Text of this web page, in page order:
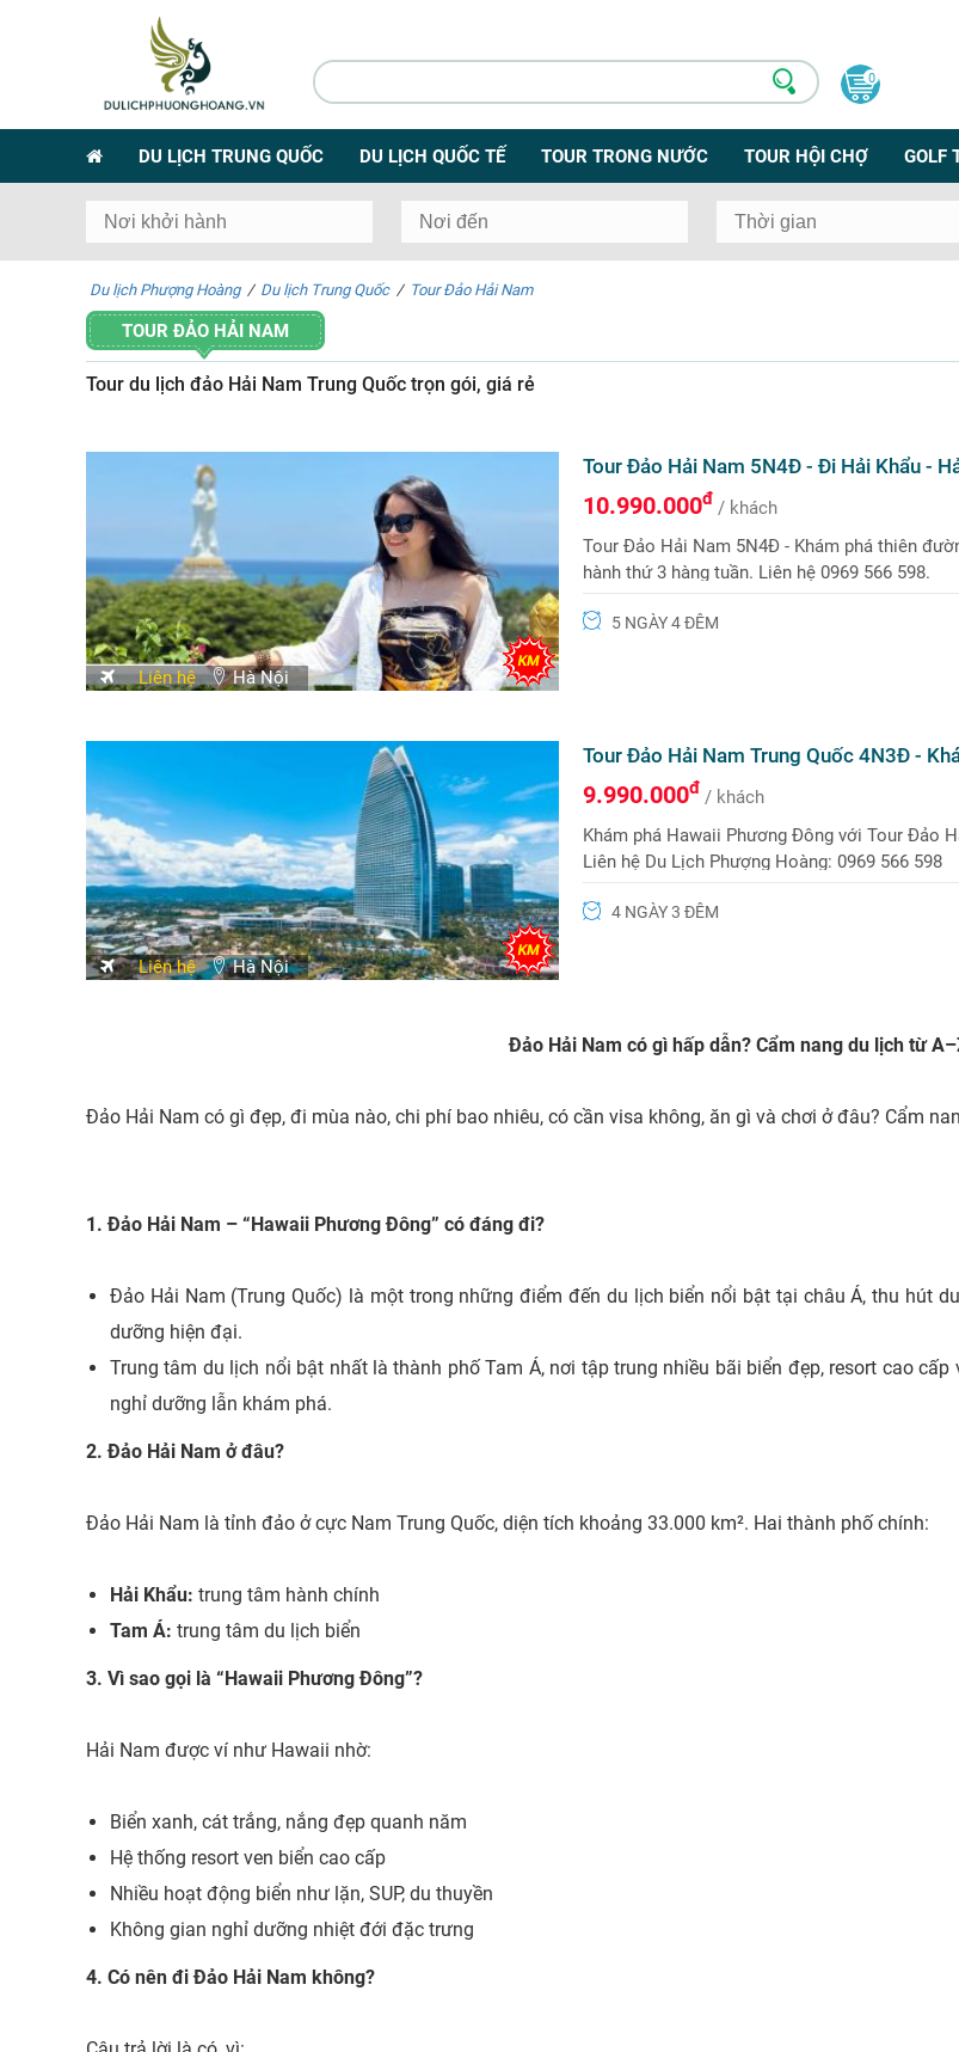
0
DU LỊCH TRUNG QUỐC DU LỊCH QUỐC TẾ TOUR TRONG NƯỚC TOUR HỘI CHỢ GOLF
Du lịch Phượng Hoàng / Du lịch Trung Quốc / Tour Đảo Hải Nam
TOUR ĐẢO HẢI NAM
Tour du lịch đảo Hải Nam Trung Quốc trọn gói, giá rẻ
Liên hệ Hà Nội
Tour Đảo Hải Nam 5N4Đ - Đi Hải Khẩu -
10.990.000đ / khách
Tour Đảo Hải Nam 5N4Đ - Khám phá thiên
hành thứ 3 hàng tuần. Liên hệ 0969 566 598.
5 NGÀY 4 ĐÊM
Liên hệ Hà Nội
Tour Đảo Hải Nam Trung Quốc 4N3Đ -
9.990.000đ / khách
Khám phá Hawaii Phương Đông với Tour Đảo
Liên hệ Du Lịch Phượng Hoàng: 0969 566 598
4 NGÀY 3 ĐÊM
Đảo Hải Nam có gì hấp dẫn? Cẩm nang du lịch từ
Đảo Hải Nam có gì đẹp, đi mùa nào, chi phí bao nhiêu, có cần visa không, ăn gì và chơi ở đâu? Cẩm
1. Đảo Hải Nam – “Hawaii Phương Đông” có đáng đi?
Đảo Hải Nam (Trung Quốc) là một trong những điểm đến du lịch biển nổi bật tại châu Á, thu hút
dưỡng hiện đại.
Trung tâm du lịch nổi bật nhất là thành phố Tam Á, nơi tập trung nhiều bãi biển đẹp, resort cao
nghỉ dưỡng lẫn khám phá.
2. Đảo Hải Nam ở đâu?
Đảo Hải Nam là tỉnh đảo ở cực Nam Trung Quốc, diện tích khoảng 33.000 km². Hai thành phố chính:
Hải Khẩu: trung tâm hành chính
Tam Á: trung tâm du lịch biển
3. Vì sao gọi là “Hawaii Phương Đông”?
Hải Nam được ví như Hawaii nhờ:
Biển xanh, cát trắng, nắng đẹp quanh năm
Hệ thống resort ven biển cao cấp
Nhiều hoạt động biển như lặn, SUP, du thuyền
Không gian nghỉ dưỡng nhiệt đới đặc trưng
4. Có nên đi Đảo Hải Nam không?